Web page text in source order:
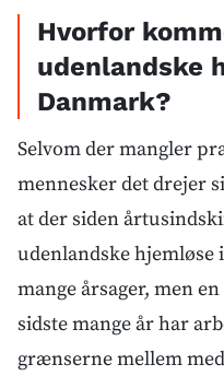
Hvorfor
udenlandske
Danmark?
Selvom der mangler
mennesker det drejer
at der siden
udenlandske hjemløse
mange årsager, men
sidste mange år har
grænserne mellem